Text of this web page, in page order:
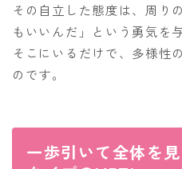
その自立した態度は、周り
もいいんだ」という勇気を
そこにいるだけで、多様性
のです。
一歩引いて全体を